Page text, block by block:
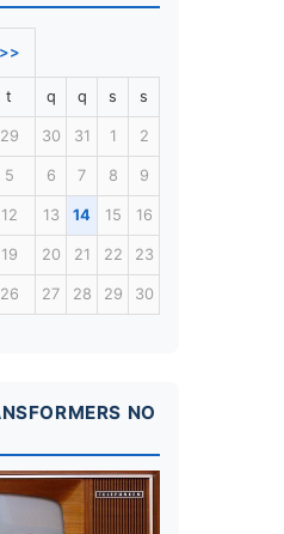
>>
t q q s s
29 30 31 1 2
5 6 7 8 9
12 13 14 15 16
19 20 21 22 23
26 27 28 29 30
NO